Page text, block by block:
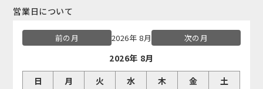
営業日について
前の月 2026年 8月 次の月
2026年 8月
日
月 火 水 木 金
土